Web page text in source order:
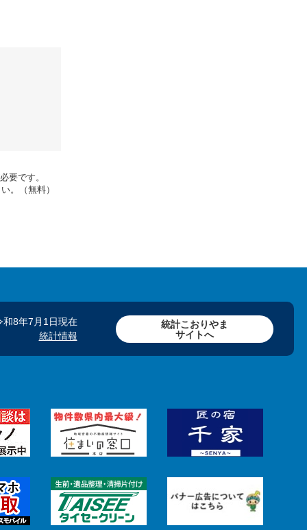
要です。
。（無料）
和8年7月1日現在
統計情報
統計こおりやま
サイトへ